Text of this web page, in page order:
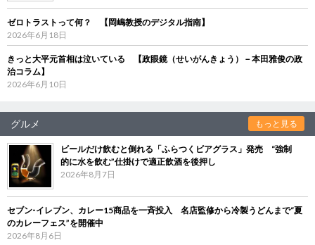
ゼロトラストって何？ 【岡嶋教授のデジタル指南】
2026年6月18日
きっと大平元首相は泣いている 【政眼鏡（せいがんきょう）－本田雅俊の政
治コラム】
2026年6月10日
グルメ もっと見る
ビールだけ飲むと倒れる「ふらつくビアグラス」発売 “強制
的に水を飲む”仕掛けで適正飲酒を後押し
2026年8月7日
セブン‐イレブン、カレー15商品を一斉投入 名店監修から冷製うどんまで“夏
のカレーフェス”を開催中
2026年8月6日